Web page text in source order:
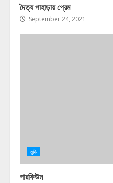
দৈত্য পাহাড়ায় প্রেম
September 24, 2021
মুভি
পারফিউম